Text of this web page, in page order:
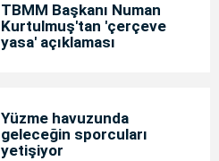
TBMM Başkanı Numan
Kurtulmuş'tan 'çerçeve
yasa' açıklaması
Yüzme havuzunda
geleceğin sporcuları
yetişiyor